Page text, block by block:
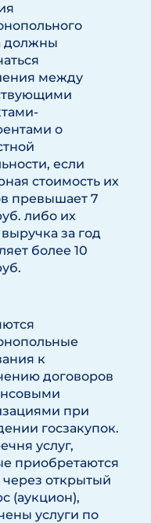
должны
между
о
если
стоимость их
превышает 7
либо их
за год
более 10
к
договоров
при
госзакупок.
услуг,
приобретаются
через открытый
(аукцион),
услуги по